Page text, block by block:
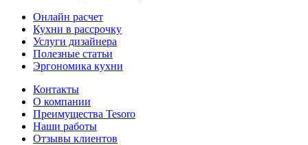
Онлайн расчет
Кухни в рассрочку
Услуги дизайнера
Полезные статьи
Эргономика кухни
Контакты
О компании
Преимущества Tesoro
Наши работы
Отзывы клиентов